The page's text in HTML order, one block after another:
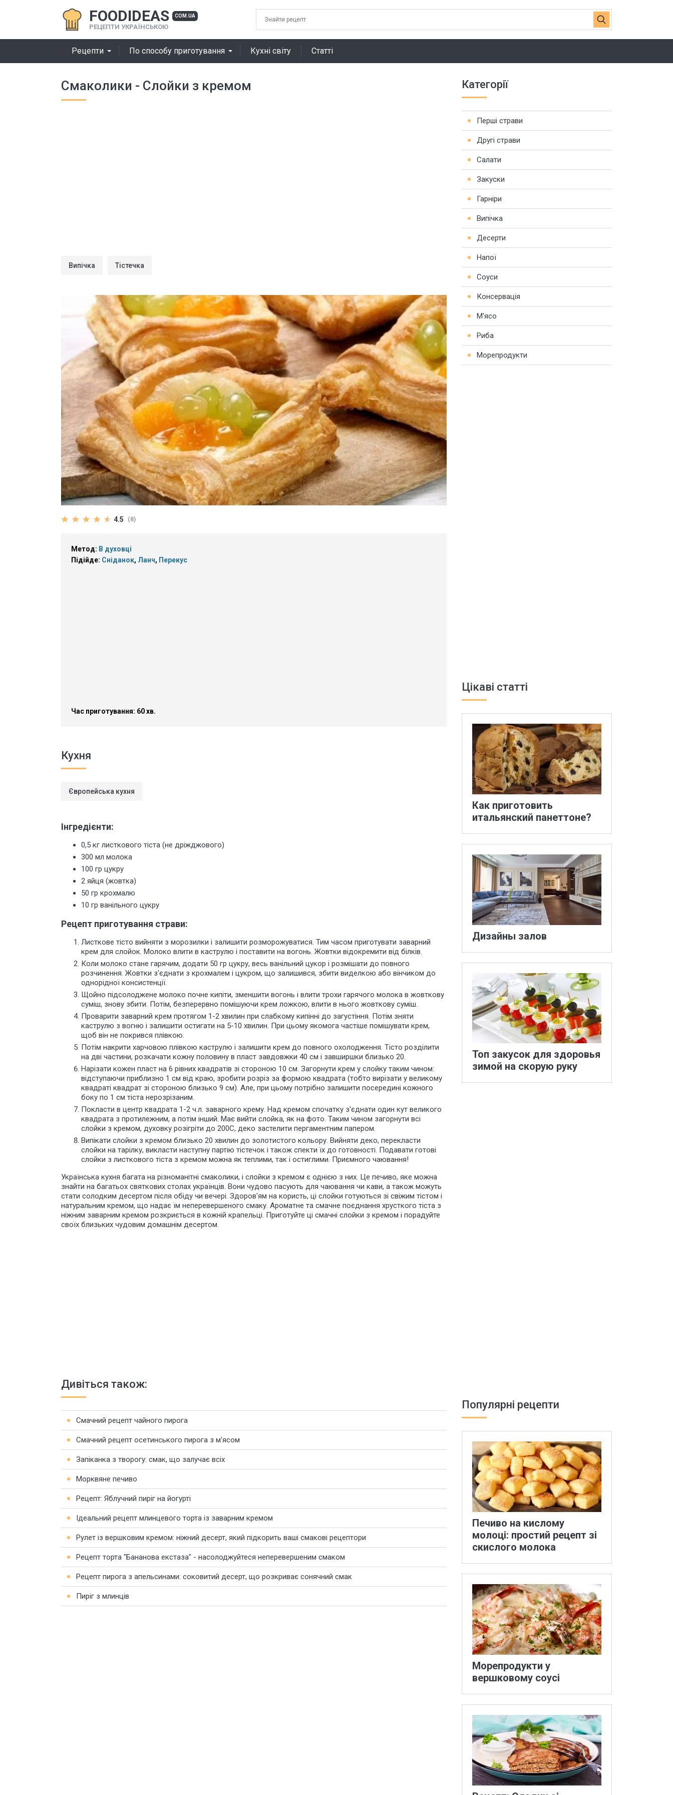
FOODIDEAS COM.UA
РЕЦЕПТИ УКРАЇНСЬКОЮ
Рецепти По способу приготування Кухні світу Статті
Смаколики - Слойки з кремом
Випічка Тістечка
4.5 (8)
Метод: В духовці
Підійде: Сніданок, Ланч, Перекус
Час приготування: 60 хв.
Кухня
Європейська кухня
Інгредієнти:
0,5 кг листкового тіста (не дріжджового)
300 мл молока
100 гр цукру
2 яйця (жовтка)
50 гр крохмалю
10 гр ванільного цукру
Рецепт приготування страви:
Листкове тісто вийняти з морозилки і залишити розморожуватися. Тим часом приготувати заварний
крем для слойок. Молоко влити в каструлю і поставити на вогонь. Жовтки відокремити від білків.
Коли молоко стане гарячим, додати 50 гр цукру, весь ванільний цукор і розмішати до повного
розчинення. Жовтки з'єднати з крохмалем і цукром, що залишився, збити виделкою або вінчиком до
однорідної консистенції.
Щойно підсолоджене молоко почне кипіти, зменшити вогонь і влити трохи гарячого молока в жовткову
суміш, знову збити. Потім, безперервно помішуючи крем ложкою, влити в нього жовткову суміш.
Проварити заварний крем протягом 1-2 хвилин при слабкому кипінні до загустіння. Потім зняти
каструлю з вогню і залишити остигати на 5-10 хвилин. При цьому якомога частіше помішувати крем,
щоб він не покрився плівкою.
Потім накрити харчовою плівкою каструлю і залишити крем до повного охолодження. Тісто розділити
на дві частини, розкачати кожну половину в пласт завдовжки 40 см і завширшки близько 20.
Нарізати кожен пласт на 6 рівних квадратів зі стороною 10 см. Загорнути крем у слойку таким чином:
відступаючи приблизно 1 см від краю, зробити розріз за формою квадрата (тобто вирізати у великому
квадраті квадрат зі стороною близько 9 см). Але, при цьому потрібно залишити посередині кожного
боку по 1 см тіста нерозрізаним.
Покласти в центр квадрата 1-2 ч.л. заварного крему. Над кремом спочатку з'єднати один кут великого
квадрата з протилежним, а потім інший. Має вийти слойка, як на фото. Таким чином загорнути всі
слойки з кремом, духовку розігріти до 200С, деко застелити пергаментним папером.
Випікати слойки з кремом близько 20 хвилин до золотистого кольору. Вийняти деко, перекласти
слойки на тарілку, викласти наступну партію тістечок і також спекти їх до готовності. Подавати готові
слойки з листкового тіста з кремом можна як теплими, так і остиглими. Приємного чаювання!
Українська кухня багата на різноманітні смаколики, і слойки з кремом є однією з них. Це печиво, яке можна
знайти на багатьох святкових столах українців. Вони чудово пасують для чаювання чи кави, а також можуть
стати солодким десертом після обіду чи вечері. Здоров'ям на користь, ці слойки готуються зі свіжим тістом і
натуральним кремом, що надає їм неперевершеного смаку. Ароматне та смачне поєднання хрусткого тіста з
ніжним заварним кремом розкриється в кожній крапельці. Приготуйте ці смачні слойки з кремом і порадуйте
своїх близьких чудовим домашнім десертом.
Дивіться також:
Смачний рецепт чайного пирога
Смачний рецепт осетинського пирога з м'ясом
Запіканка з творогу: смак, що залучає всіх
Морквяне печиво
Рецепт: Яблучний пиріг на йогурті
Ідеальний рецепт млинцевого торта із заварним кремом
Рулет із вершковим кремом: ніжний десерт, який підкорить ваші смакові рецептори
Рецепт торта "Бананова екстаза" - насолоджуйтеся неперевершеним смаком
Рецепт пирога з апельсинами: соковитий десерт, що розкриває сонячний смак
Пиріг з млинців
Категорії
Перші страви
Другі страви
Салати
Закуски
Гарніри
Випічка
Десерти
Напої
Соуси
Консервація
М'ясо
Риба
Морепродукти
Цікаві статті
Как приготовить
итальянский панеттоне?
Дизайны залов
Топ закусок для здоровья
зимой на скорую руку
Популярні рецепти
Печиво на кислому
молоці: простий рецепт зі
скислого молока
Морепродукти у
вершковому соусі